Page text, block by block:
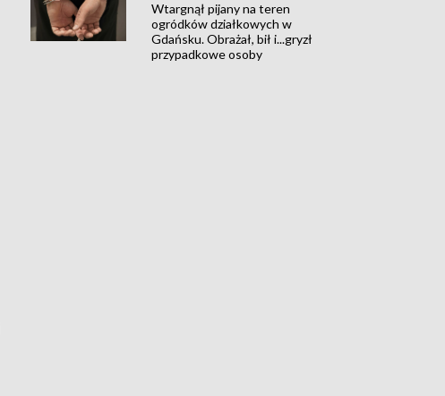
Wtargnął pijany na teren
ogródków działkowych w
Gdańsku. Obrażał, bił i...gryzł
przypadkowe osoby